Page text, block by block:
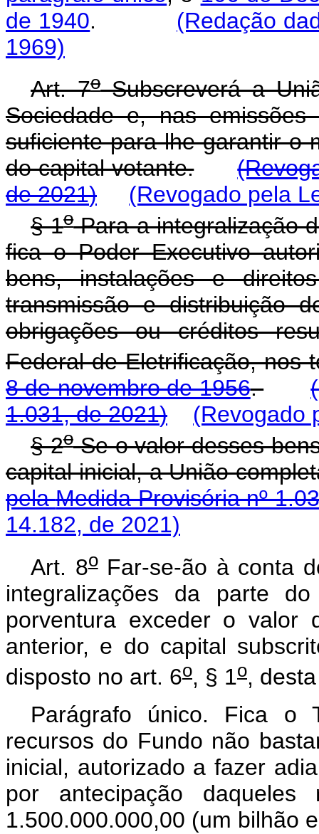
de 1940. (Redação
1969)
Art. 7oSubscreverá a
Sociedade e, nas
suficiente para lhe garantir o
do capital votante.
de 2021)
(Revogado pela
§ 1oPara a integralização
fica o Poder Executivo
bens, instalações e
transmissão e distribuição
obrigações ou créditos
Federal de Eletrificação, nos
8 de novembro de 1956.
1.031, de 2021)
(Revogado
§ 2oSe o valor desses
capital inicial, a União
pelaMedida Provisória nº
14.182, de 2021)
Art. 8oFar-se-ão à conta
integralizações da parte
porventura exceder o
anterior, e do capital
disposto no art. 6o, § 1o,
Parágrafo único. Fica o
recursos do Fundo não
inicial, autorizado a fazer
por antecipação
1.500.000.000,00 (um bilhão